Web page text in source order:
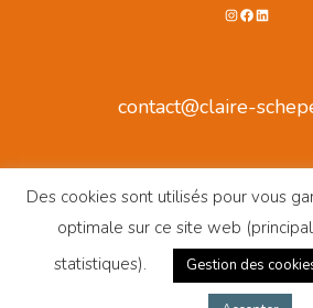
Instagram
Facebook
LinkedIn
contact@claire-
Des cookies sont utilisés pour vous
optimale sur ce site web
statistiques).
Gestion des